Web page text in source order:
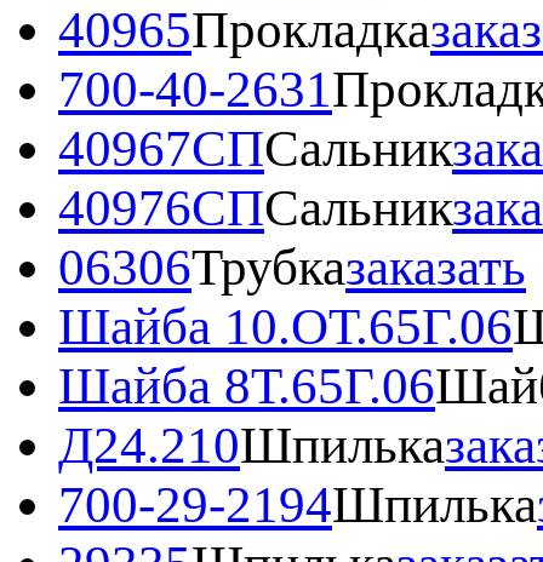
40965Прокладка
700-40-2631
40967СПСальник
40976СПСальник
06306Трубказаказать
Шайба 10.ОТ.65Г.06
Шайба 8Т.65Г.06
Д24.210Шпилька
700-29-2194Шпилька